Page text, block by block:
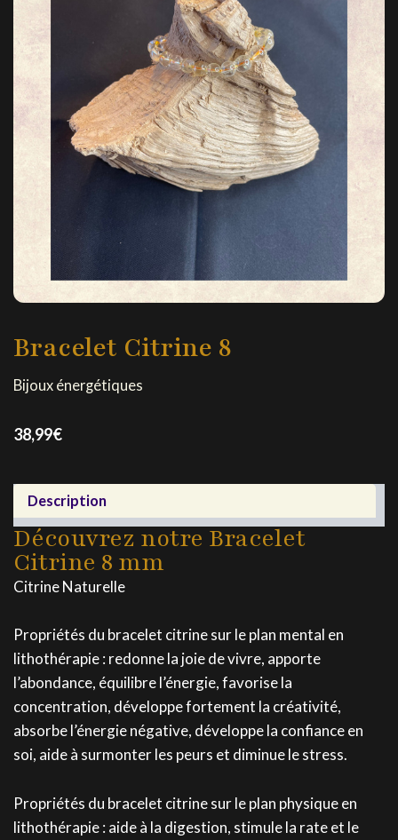
Bracelet Citrine 8
Bijoux énergétiques
38,99€
Description
Découvrez notre Bracelet
Citrine 8 mm
Citrine Naturelle
Propriétés du bracelet citrine sur le plan mental en
lithothérapie : redonne la joie de vivre, apporte
l’abondance, équilibre l’énergie, favorise la
concentration, développe fortement la créativité,
absorbe l’énergie négative, développe la confiance en
soi, aide à surmonter les peurs et diminue le stress.
Propriétés du bracelet citrine sur le plan physique en
lithothérapie : aide à la digestion, stimule la rate et le